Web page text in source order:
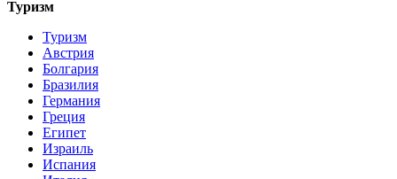
Туризм
Туризм
Австрия
Болгария
Бразилия
Германия
Греция
Египет
Израиль
Испания